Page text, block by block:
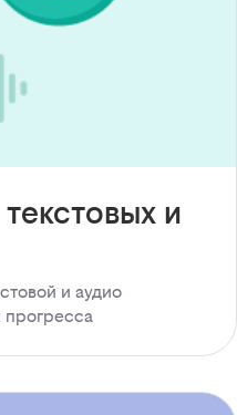
и
и аудио
прогресса